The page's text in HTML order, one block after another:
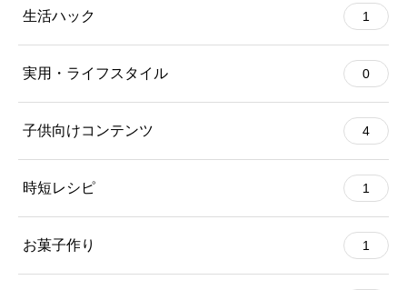
生活ハック 1
実用・ライフスタイル 0
子供向けコンテンツ 4
時短レシピ 1
お菓子作り 1